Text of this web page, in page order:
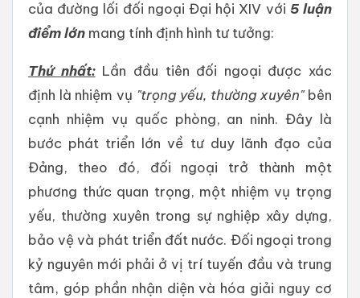
của đường lối đối ngoại Đại hội XIV với 5 luận
điểm lớn mang tính định hình tư tưởng:
Thứ nhất:Lần đầu tiên đối ngoại được xác
định là nhiệm vụ "trọng yếu, thường xuyên"bên
cạnh nhiệm vụ quốc phòng, an ninh. Đây là
bước phát triển lớn về tư duy lãnh đạo của
Đảng, theo đó, đối ngoại trở thành một
phương thức quan trọng, một nhiệm vụ trọng
yếu, thường xuyên trong sự nghiệp xây dựng,
bảo vệ và phát triển đất nước. Đối ngoại trong
kỷ nguyên mới phải ở vị trí tuyến đầu và trung
tâm, góp phần nhận diện và hóa giải nguy cơ